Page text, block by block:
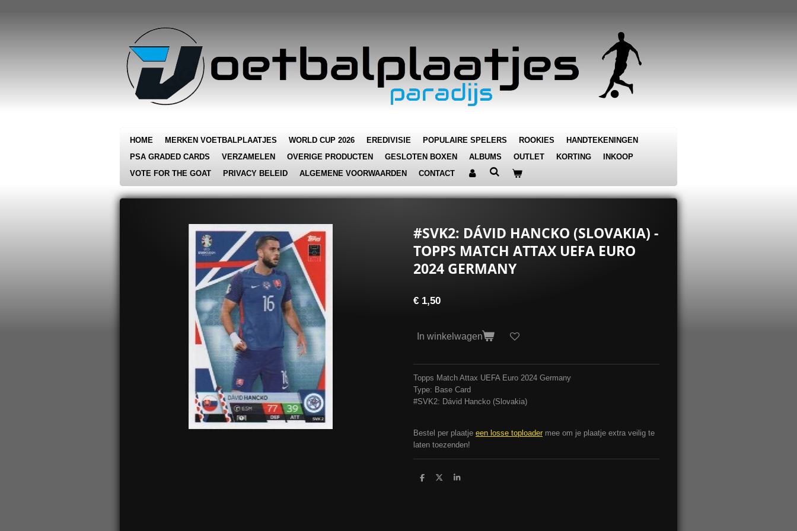
HOME MERKEN VOETBALPLAATJES WORLD CUP 2026 EREDIVISIE POPULAIRE SPELERS ROOKIES
HANDTEKENINGEN
PSA GRADED CARDS
VERZAMELEN OVERIGE PRODUCTEN GESLOTEN BOXEN ALBUMS OUTLET KORTING
INKOOP
VOTE FOR THE GOAT
PRIVACY BELEID ALGEMENE VOORWAARDEN CONTACT
#SVK2: DÁVID HANCKO (SLOVAKIA) -
TOPPS MATCH ATTAX UEFA EURO
2024 GERMANY
€ 1,50
In winkelwagen
Topps Match Attax UEFA Euro 2024 Germany
Type: Base Card
#SVK2: Dávid Hancko (Slovakia)
Bestel per plaatje een losse toploader mee om je plaatje extra veilig te
laten toezenden!
D
D
S